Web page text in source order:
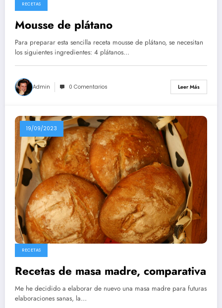
14/05/2026
RECETAS
Mousse de plátano
Para preparar esta sencilla receta mousse de plátano, se necesitan
los siguientes ingredientes: 4 plátanos…
Admin 0 Comentarios Leer Más
19/09/2023
RECETAS
Recetas de masa madre, comparativa
Me he decidido a elaborar de nuevo una masa madre para futuras
elaboraciones sanas, la…